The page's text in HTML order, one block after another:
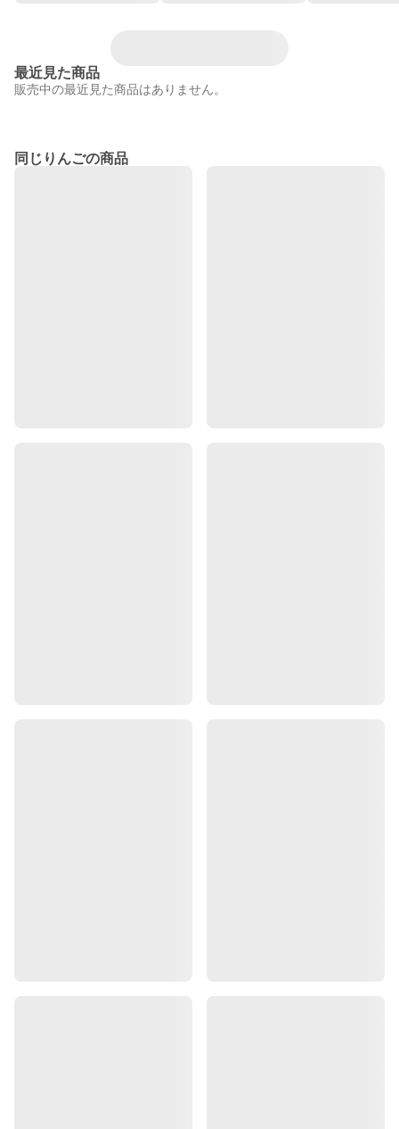
最近見た商品
販売中の最近見た商品はありません。
同じりんごの商品